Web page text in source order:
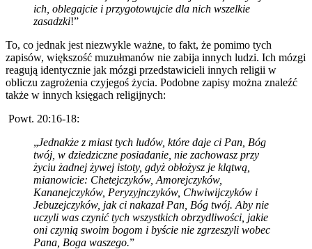
ich, oblegajcie i przygotowujcie dla nich wszelkie
zasadzki!”
To, co jednak jest niezwykle ważne, to fakt, że pomimo tych
zapisów, większość muzułmanów nie zabija innych ludzi. Ich mózgi
reagują identycznie jak mózgi przedstawicieli innych religii w
obliczu zagrożenia czyjegoś życia. Podobne zapisy można znaleźć
także w innych księgach religijnych:
Powt. 20:16-18:
„Jednakże z miast tych ludów, które daje ci Pan, Bóg
twój, w dziedziczne posiadanie, nie zachowasz przy
życiu żadnej żywej istoty, gdyż obłożysz je klątwą,
mianowicie: Chetejczyków, Amorejczyków,
Kananejczyków, Peryzyjnczyków, Chwiwijczyków i
Jebuzejczyków, jak ci nakazał Pan, Bóg twój. Aby nie
uczyli was czynić tych wszystkich obrzydliwości, jakie
oni czynią swoim bogom i byście nie zgrzeszyli wobec
Pana, Boga waszego.”